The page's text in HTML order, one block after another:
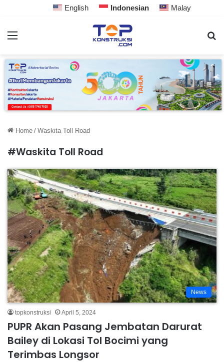
English Indonesian Malay
Home / Waskita Toll Road
#Waskita Toll Road
News
topkonstruksi April 5, 2024
PUPR Akan Pasang Jembatan Darurat
Bailey di Lokasi Tol Bocimi yang
Terimbas Longsor